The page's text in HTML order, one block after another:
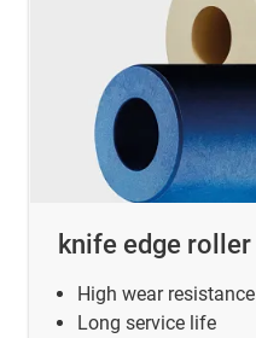
knife edge roller
High wear resistance
Long service life